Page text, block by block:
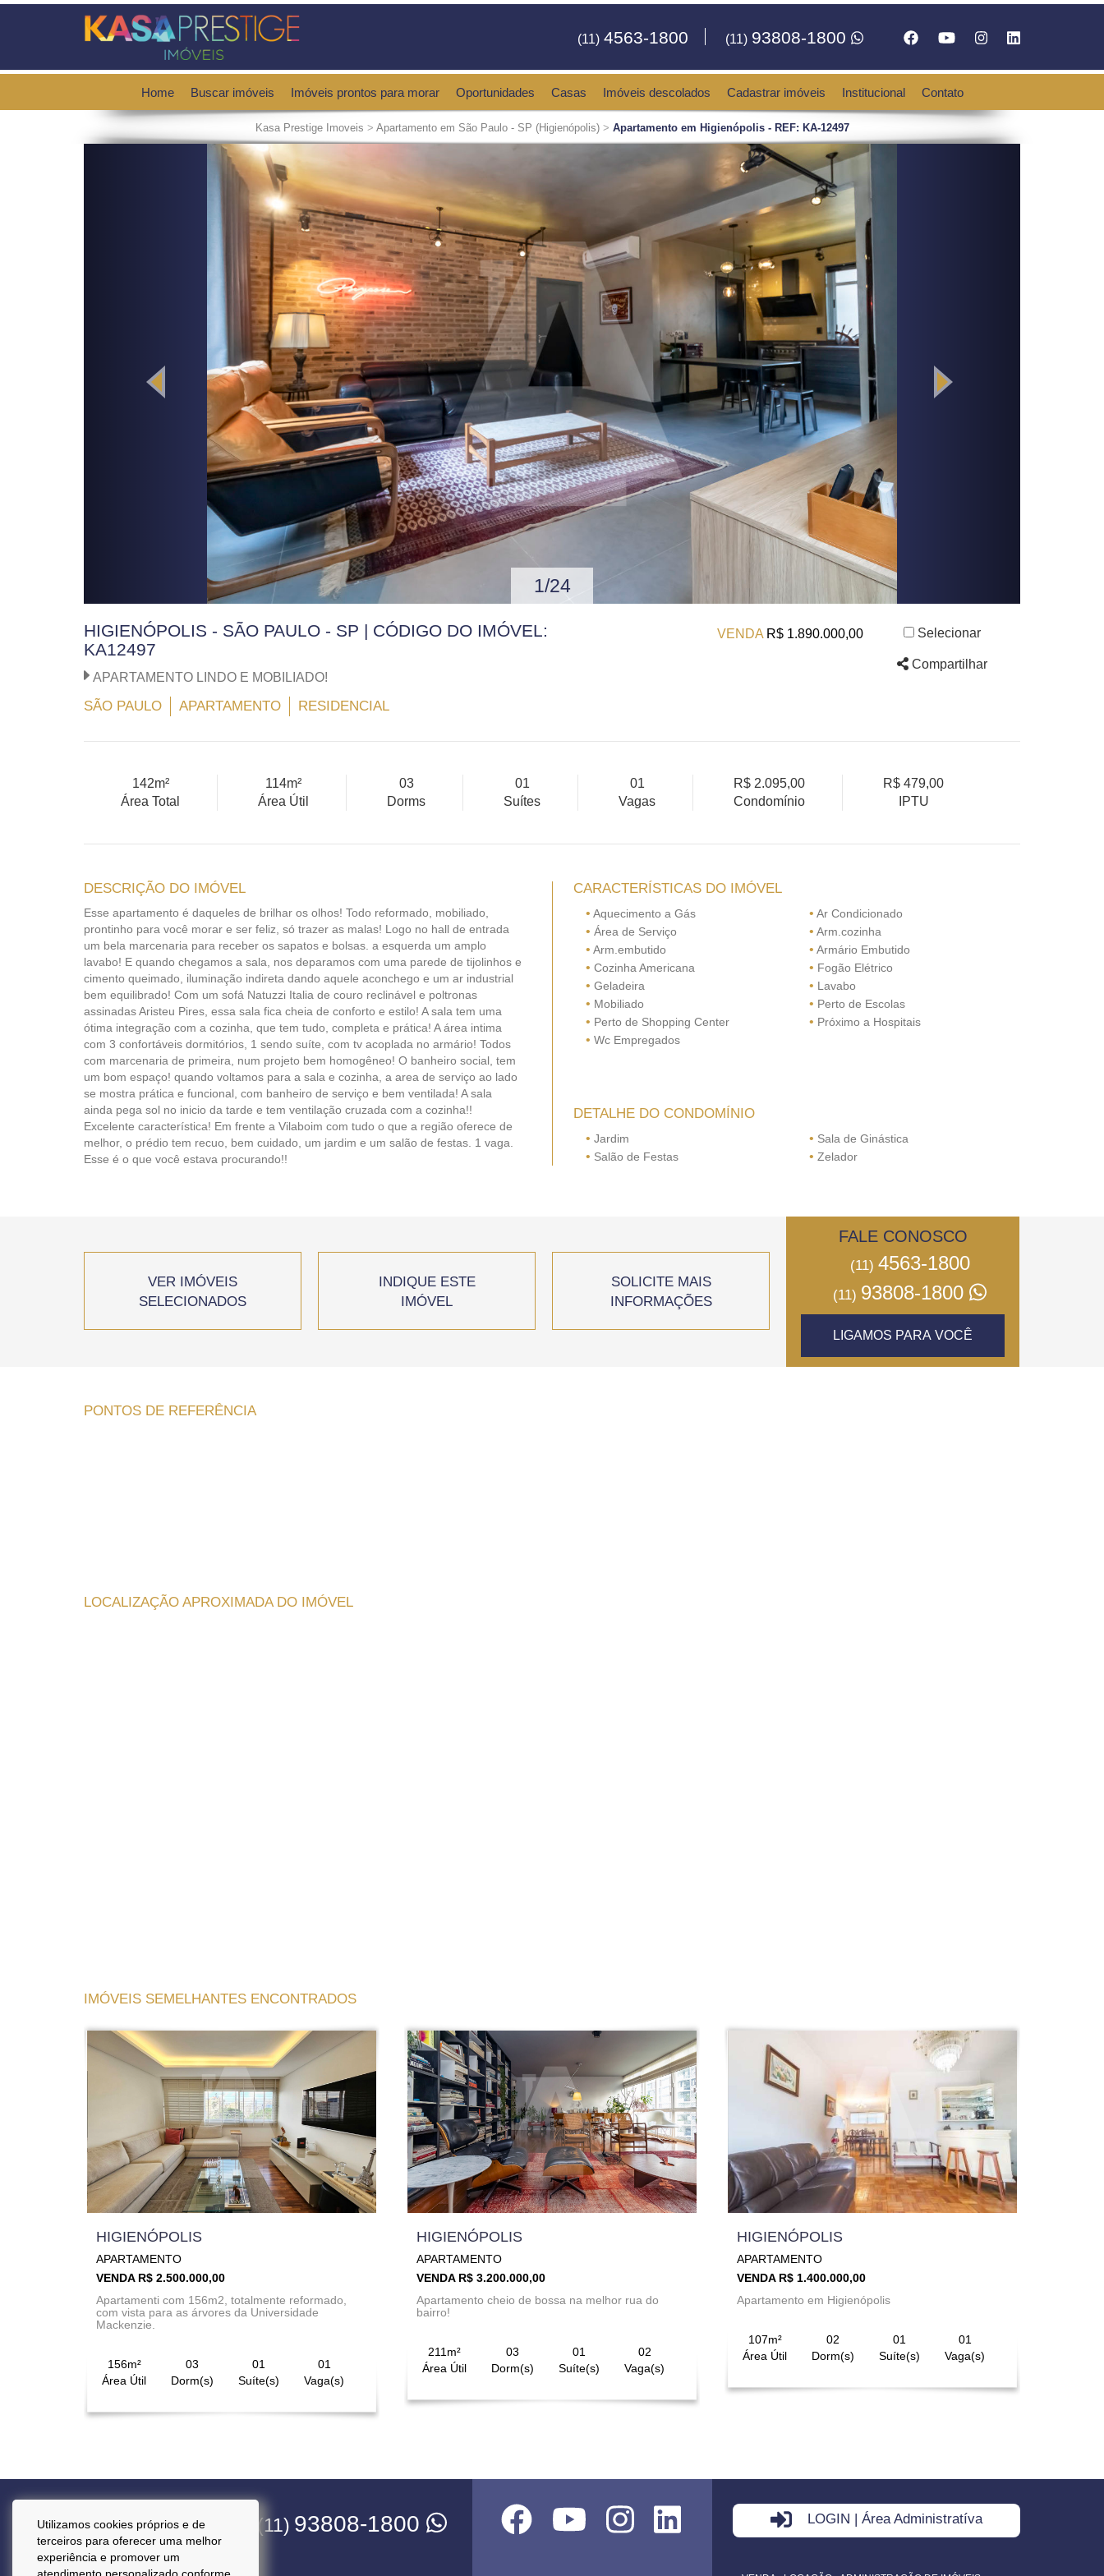
Utilizamos cookies próprios e de
terceiros para oferecer uma melhor
experiência e promover um
(11) 4563-1800 (11) 93808-1800
Home Buscar imóveis Imóveis prontos para morar Oportunidades Casas Imóveis descolados Cadastrar imóveis Institucional Contato
Kasa Prestige Imoveis > Apartamento em São Paulo - SP (Higienópolis) > Apartamento em Higienópolis - REF: KA-12497
1/24
HIGIENÓPOLIS - SÃO PAULO - SP | CÓDIGO DO IMÓVEL:
KA12497
APARTAMENTO LINDO E MOBILIADO!
SÃO PAULO APARTAMENTO RESIDENCIAL
VENDA R$ 1.890.000,00 Selecionar
Compartilhar
142m²
Área Total
114m²
Área Útil
03
Dorms
01
Suítes
01
Vagas
R$ 2.095,00
Condomínio
R$ 479,00
IPTU
DESCRIÇÃO DO IMÓVEL
Esse apartamento é daqueles de brilhar os olhos! Todo reformado, mobiliado,
prontinho para você morar e ser feliz, só trazer as malas! Logo no hall de entrada
um bela marcenaria para receber os sapatos e bolsas. a esquerda um amplo
lavabo! E quando chegamos a sala, nos deparamos com uma parede de tijolinhos e
cimento queimado, iluminação indireta dando aquele aconchego e um ar industrial
bem equilibrado! Com um sofá Natuzzi Italia de couro reclinável e poltronas
assinadas Aristeu Pires, essa sala fica cheia de conforto e estilo! A sala tem uma
ótima integração com a cozinha, que tem tudo, completa e prática! A área intima
com 3 confortáveis dormitórios, 1 sendo suíte, com tv acoplada no armário! Todos
com marcenaria de primeira, num projeto bem homogêneo! O banheiro social, tem
um bom espaço! quando voltamos para a sala e cozinha, a area de serviço ao lado
se mostra prática e funcional, com banheiro de serviço e bem ventilada! A sala
ainda pega sol no inicio da tarde e tem ventilação cruzada com a cozinha!!
Excelente característica! Em frente a Vilaboim com tudo o que a região oferece de
melhor, o prédio tem recuo, bem cuidado, um jardim e um salão de festas. 1 vaga.
Esse é o que você estava procurando!!
CARACTERÍSTICAS DO IMÓVEL
• Aquecimento a Gás • Ar Condicionado
• Área de Serviço • Arm.cozinha
• Arm.embutido • Armário Embutido
• Cozinha Americana • Fogão Elétrico
• Geladeira • Lavabo
• Mobiliado • Perto de Escolas
• Perto de Shopping Center • Próximo a Hospitais
• Wc Empregados
DETALHE DO CONDOMÍNIO
• Jardim • Sala de Ginástica
• Salão de Festas • Zelador
VER IMÓVEIS
SELECIONADOS
INDIQUE ESTE
IMÓVEL
SOLICITE MAIS
INFORMAÇÕES
FALE CONOSCO
(11) 4563-1800
(11) 93808-1800
LIGAMOS PARA VOCÊ
PONTOS DE REFERÊNCIA
LOCALIZAÇÃO APROXIMADA DO IMÓVEL
IMÓVEIS SEMELHANTES ENCONTRADOS
HIGIENÓPOLIS
APARTAMENTO
VENDA R$ 2.500.000,00
Apartamenti com 156m2, totalmente reformado,
com vista para as árvores da Universidade
Mackenzie.
156m²
Área Útil
03
Dorm(s)
01
Suíte(s)
01
Vaga(s)
HIGIENÓPOLIS
APARTAMENTO
VENDA R$ 3.200.000,00
Apartamento cheio de bossa na melhor rua do
bairro!
211m²
Área Útil
03
Dorm(s)
01
Suíte(s)
02
Vaga(s)
HIGIENÓPOLIS
APARTAMENTO
VENDA R$ 1.400.000,00
Apartamento em Higienópolis
107m²
Área Útil
02
Dorm(s)
01
Suíte(s)
01
Vaga(s)
(11)4563-1800 (11) 93808-1800 LOGIN | Área Administratíva